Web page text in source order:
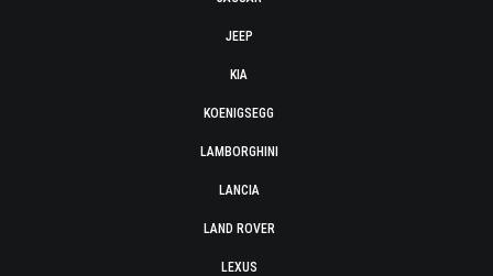
JEEP
KIA
KOENIGSEGG
LAMBORGHINI
LANCIA
LAND ROVER
LEXUS